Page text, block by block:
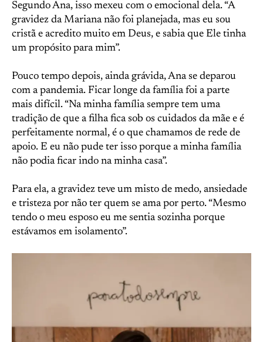
Segundo Ana, isso mexeu com o emocional dela. “A
gravidez da Mariana não foi planejada, mas eu sou
cristã e acredito muito em Deus, e sabia que Ele tinha
um propósito para mim”.
Pouco tempo depois, ainda grávida, Ana se deparou
com a pandemia. Ficar longe da família foi a parte
mais difícil. “Na minha família sempre tem uma
tradição de que a filha fica sob os cuidados da mãe e é
perfeitamente normal, é o que chamamos de rede de
apoio. E eu não pude ter isso porque a minha família
não podia ficar indo na minha casa”.
Para ela, a gravidez teve um misto de medo, ansiedade
e tristeza por não ter quem se ama por perto. “Mesmo
tendo o meu esposo eu me sentia sozinha porque
estávamos em isolamento”.